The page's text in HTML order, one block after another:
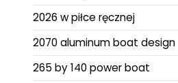
2026 w piłce ręcznej
2070 aluminum boat design
265 by 140 power boat